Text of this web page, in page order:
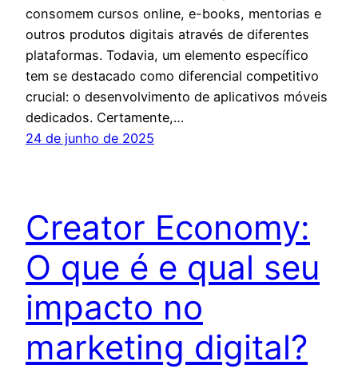
consomem cursos online, e-books, mentorias e
outros produtos digitais através de diferentes
plataformas. Todavia, um elemento específico
tem se destacado como diferencial competitivo
crucial: o desenvolvimento de aplicativos móveis
dedicados. Certamente,…
24 de junho de 2025
Creator Economy:
O que é e qual seu
impacto no
marketing digital?